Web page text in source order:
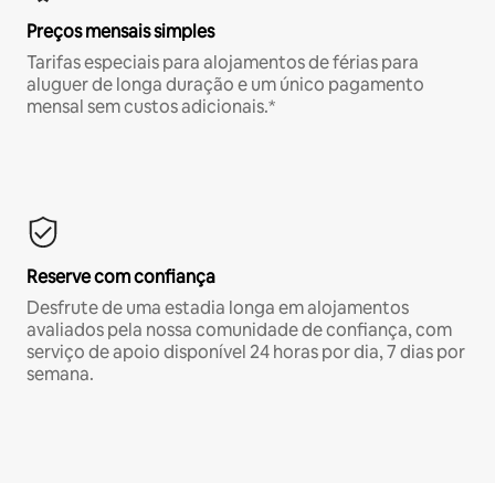
Preços mensais simples
Tarifas especiais para alojamentos de férias para
aluguer de longa duração e um único pagamento
mensal sem custos adicionais.*
Reserve com confiança
Desfrute de uma estadia longa em alojamentos
avaliados pela nossa comunidade de confiança, com
serviço de apoio disponível 24 horas por dia, 7 dias por
semana.